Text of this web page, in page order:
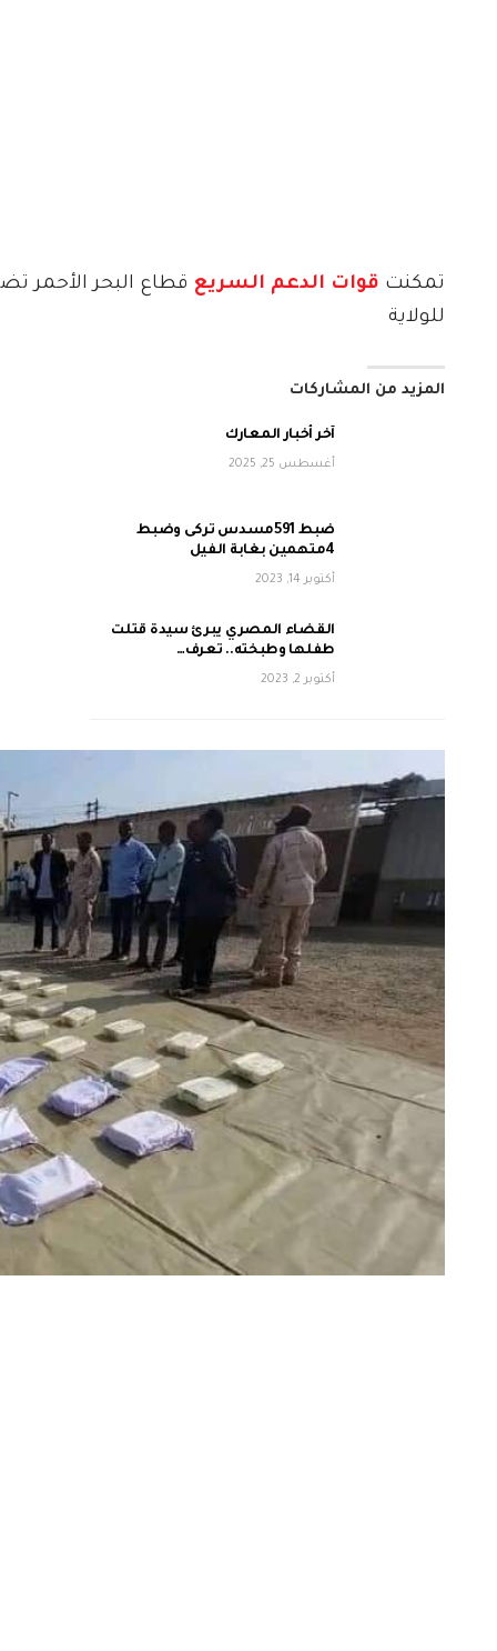
تمكنت قوات الدعم السريع قطاع البحر الأحمر تضبط 97
للولاية
المزيد من المشاركات
آخر أخبار المعارك
أغسطس 25, 2025
ضبط 591مسدس تركى وضبط
4متهمين بغابة الفيل
أكتوبر 14, 2023
القضاء المصري يبرئ سيدة قتلت
طفلها وطبخته.. تعرف…
أكتوبر 2, 2023